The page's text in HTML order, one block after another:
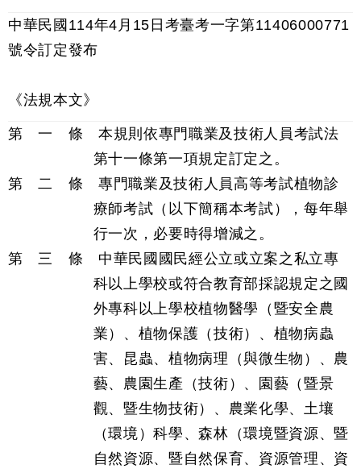
中華民國114年4月15日考臺考一字第11406000771
號令訂定發布
《法規本文》
第 一 條 本規則依專門職業及技術人員考試法
第十一條第一項規定訂定之。
第 二 條 專門職業及技術人員高等考試植物診
療師考試（以下簡稱本考試），每年舉
行一次，必要時得增減之。
第 三 條 中華民國國民經公立或立案之私立專
科以上學校或符合教育部採認規定之國
外專科以上學校植物醫學（暨安全農
業）、植物保護（技術）、植物病蟲
害、昆蟲、植物病理（與微生物）、農
藝、農園生產（技術）、園藝（暨景
觀、暨生物技術）、農業化學、土壤
（環境）科學、森林（環境暨資源、暨
自然資源、暨自然保育、資源管理、資